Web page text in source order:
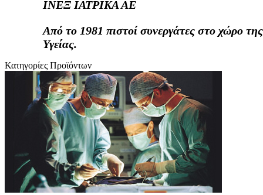
ΙΝΕΞ ΙΑΤΡΙΚΑ ΑΕ
Από το 1981 πιστοί συνεργάτες στο χώρο της
Υγείας.
Κατηγορίες Προϊόντων